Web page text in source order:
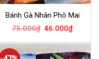
Bánh Gà Nhân Phô Mai
75.000₫ 46.000₫